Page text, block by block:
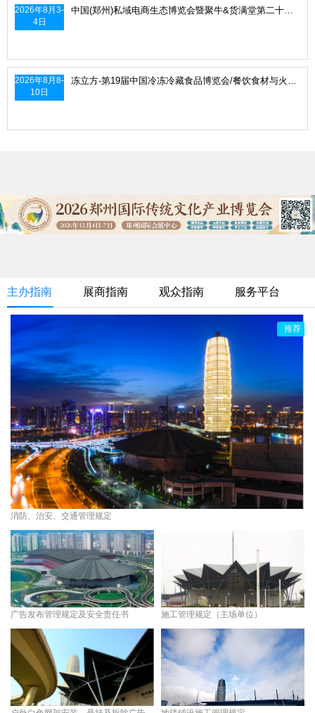
2026年8月3-
4日
2026年8月8-
10日
主办指南 展商指南 观众指南 服务平台
推荐
消防、治安、交通管理规定
广告发布管理规定及安全责任书 施工管理规定（主场单位）